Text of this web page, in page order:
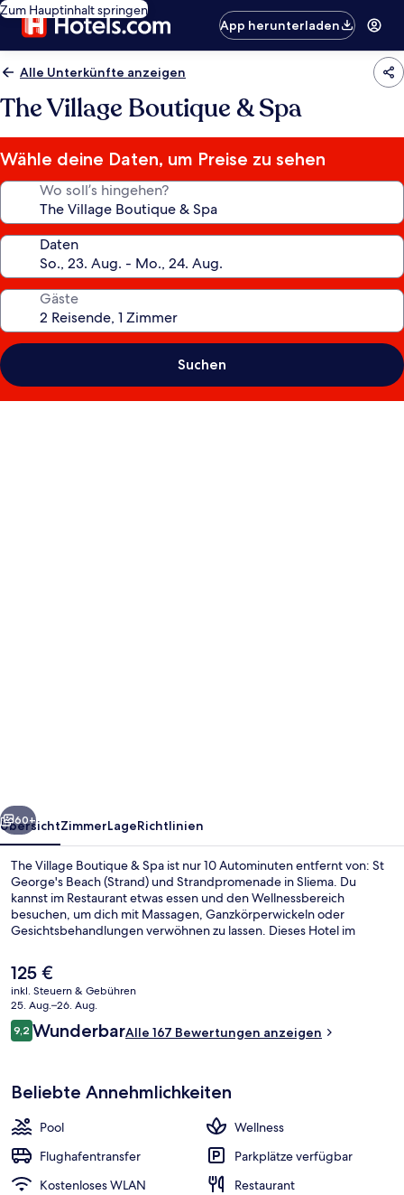
Zum Hauptinhalt springen
App herunterladen
Alle Unterkünfte anzeigen
The Village Boutique & Spa
Wähle deine Daten, um Preise zu sehen
Wo soll’s hingehen?
Daten
Gäste
Suchen
Weiter
60+
ÜbersichtZimmerLageRichtlinien
The Village Boutique & Spa ist nur 10 Autominuten entfernt von: St
George's Beach (Strand) und Strandpromenade in Sliema. Du
kannst im Restaurant etwas essen und den Wellnessbereich
besuchen, um dich mit Massagen, Ganzkörperwickeln oder
Gesichtsbehandlungen verwöhnen zu lassen. Dieses Hotel im
Loungebar sowie einen Fitnessbereich.
Der
aktuelle
Preis
beträgt
125 €.
125 €
inkl. Steuern & Gebühren
25. Aug.–26. Aug.
Bewertungen
9,29,2 von 10.
WunderbarAlle 167 Bewertungen anzeigen
Beliebte Annehmlichkeiten
Pool
Wellness
Flughafentransfer
Parkplätze verfügbar
Kostenloses WLAN
Restaurant